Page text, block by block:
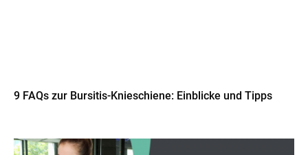
9 FAQs zur Bursitis-Knieschiene: Einblicke und Tipps